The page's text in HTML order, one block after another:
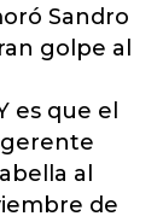
Sandro
golpe al
es que el
al
de